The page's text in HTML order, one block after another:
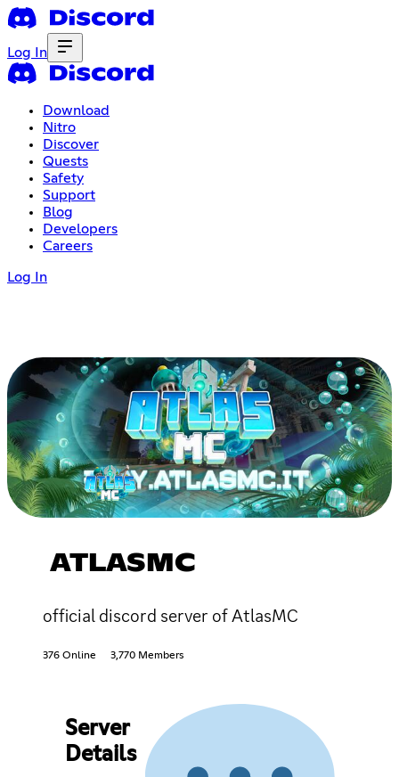
Log In
Download
Nitro
Discover
Quests
Safety
Support
Blog
Developers
Careers
Log In
ATLASMC
official discord server of AtlasMC
376 Online 3,770 Members
Server
Details